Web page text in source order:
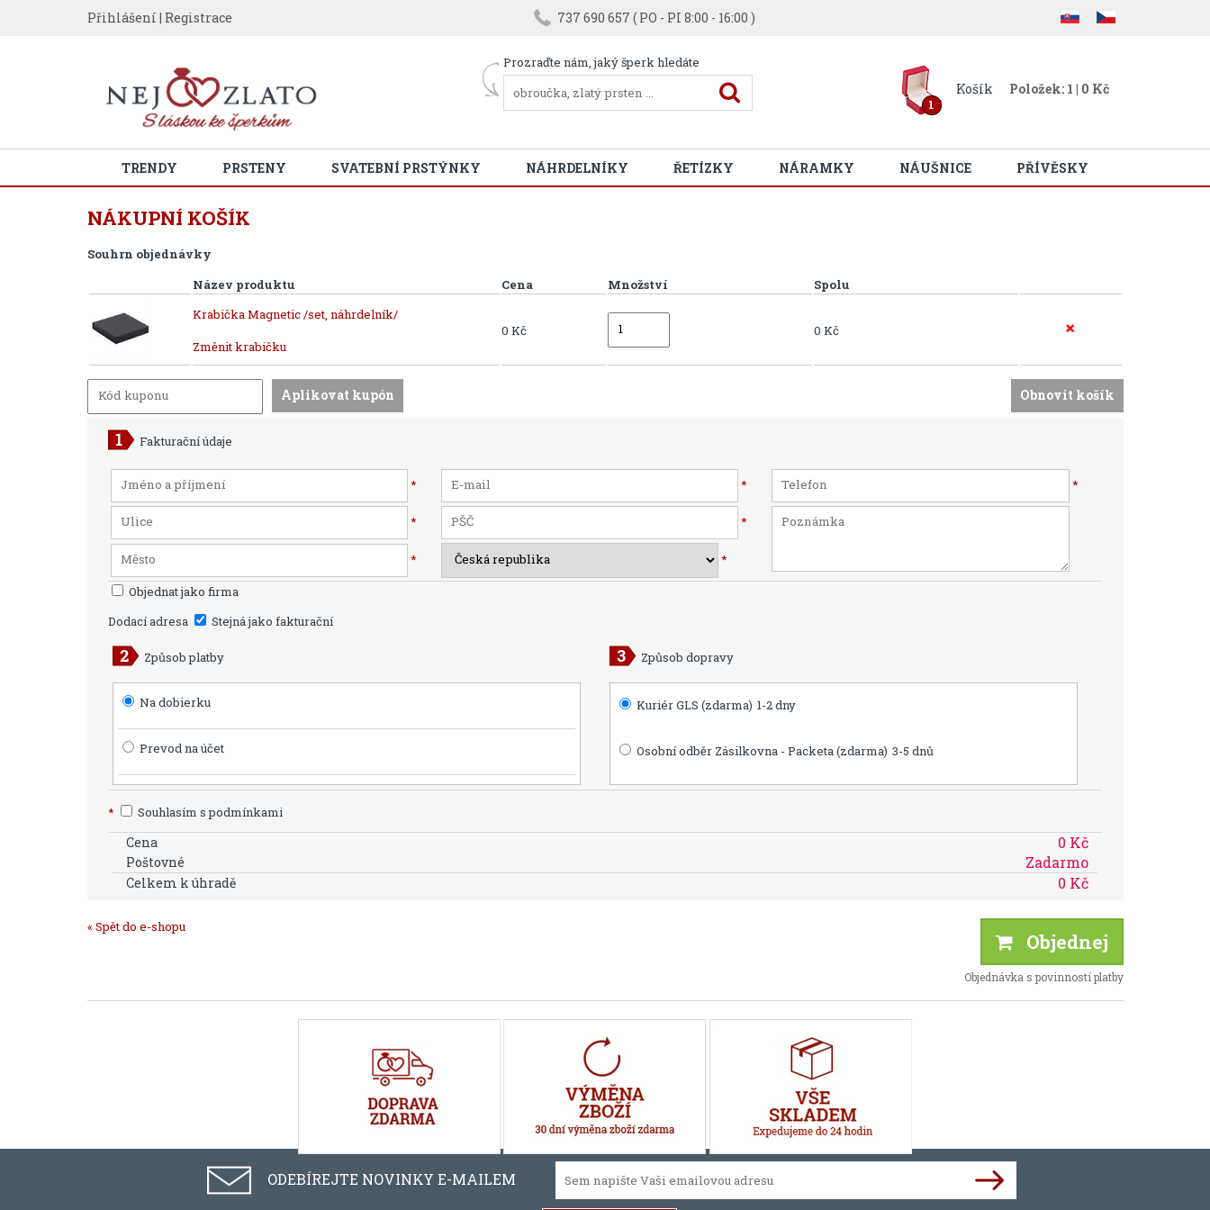
Přihlášení | Registrace 737 690 657 ( PO - PI 8:00 - 16:00 )
Prozraďte nám, jaký šperk hledáte
1
Košík Položek: 1 | 0 Kč
TRENDY PRSTENY SVATEBNÍ PRSTÝNKY NÁHRDELNÍKY ŘETÍZKY NÁRAMKY NÁUŠNICE PŘÍVĚSKY
NÁKUPNÍ KOŠÍK
Souhrn objednávky
Název produktu
Cena Množství
Spolu
Krabička Magnetic /set, náhrdelník/
Změnit krabičku
0 Kč 0 Kč
Fakturační údaje
* * *
* *
*
*
Objednat jako firma
Dodací adresa
Stejná jako fakturační
Způsob platby
Na dobierku
Prevod na účet
Způsob dopravy
Kuriér GLS (zdarma) 1-2 dny
Osobní odběr Zásilkovna - Packeta (zdarma) 3-5 dnů
* Souhlasím s podmínkami
Cena 0 Kč
Poštovné Zadarmo
Celkem k úhradě 0 Kč
« Spět do e-shopu
Objednej
Objednávka s povinností platby
ODEBÍREJTE NOVINKY E-MAILEM